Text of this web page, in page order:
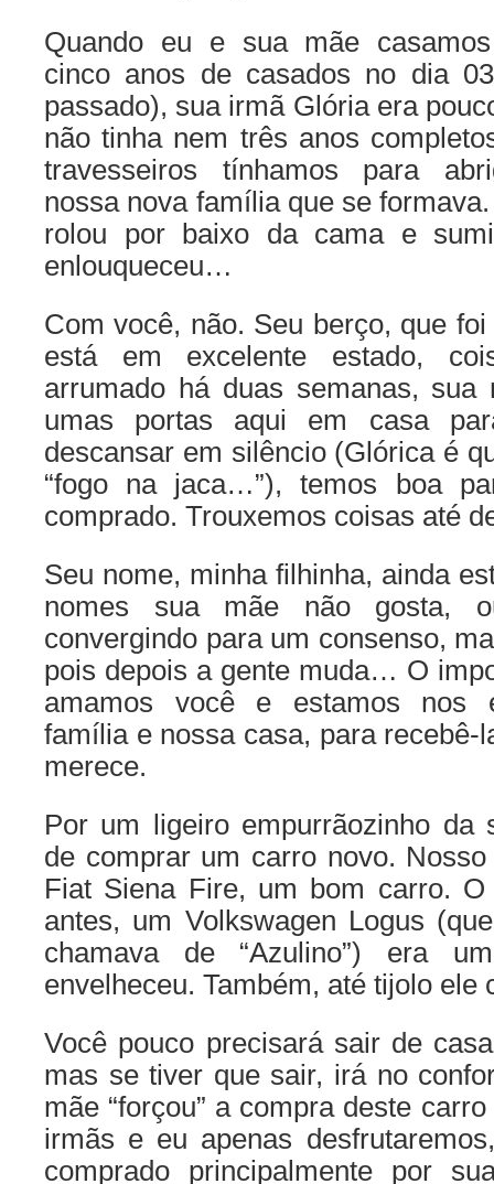
Quando eu e sua mãe
cinco anos de casados no dia
passado), sua irmã Glória era
não tinha nem três anos
travesseiros tínhamos para
nossa nova família que se
rolou por baixo da cama e
enlouqueceu…
Com você, não. Seu berço, que
está em excelente estado,
arrumado há duas semanas, sua
umas portas aqui em casa
descansar em silêncio (Glórica é
“fogo na jaca…”), temos boa
comprado. Trouxemos coisas até
Seu nome, minha filhinha, ainda
nomes sua mãe não gosta,
convergindo para um consenso,
pois depois a gente muda… O
amamos você e estamos nos
família e nossa casa, para recebê-
merece.
Por um ligeiro empurrãozinho da
de comprar um carro novo. Nosso
Fiat Siena Fire, um bom carro.
antes, um Volkswagen Logus
chamava de “Azulino”) era
envelheceu. Também, até tijolo
Você pouco precisará sair de
mas se tiver que sair, irá no
mãe “forçou” a compra deste
irmãs e eu apenas
comprado principalmente por